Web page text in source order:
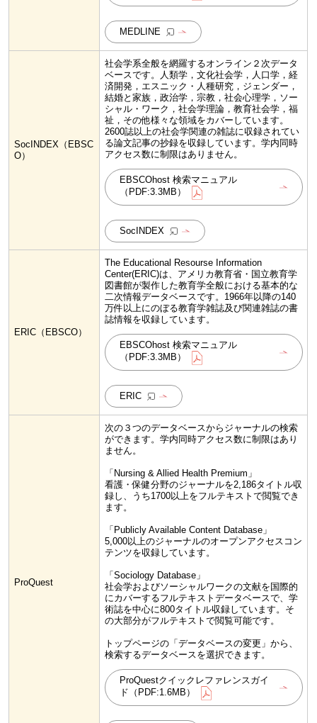
MEDLINE
SocINDEX（EBSC
O）
社会学系全般を網羅するオンライン２次データ
ベースです。人類学，文化社会学，人口学，経
済開発，エスニック・人種研究，ジェンダー，
結婚と家族，政治学，宗教，社会心理学，ソー
シャル・ワーク，社会学理論，教育社会学，福
祉，その他様々な領域をカバーしています。
2600誌以上の社会学関連の雑誌に収録されてい
る論文記事の抄録を収録しています。学内同時
アクセス数に制限はありません。
EBSCOhost 検索マニュアル
（PDF:3.3MB）
SocINDEX
ERIC（EBSCO）
The Educational Resourse Information
Center(ERIC)は、アメリカ教育省・国立教育学
図書館が製作した教育学全般における基本的な
二次情報データベースです。1966年以降の140
万件以上にのぼる教育学雑誌及び関連雑誌の書
誌情報を収録しています。
EBSCOhost 検索マニュアル
（PDF:3.3MB）
ERIC
ProQuest
次の３つのデータベースからジャーナルの検索
ができます。学内同時アクセス数に制限はあり
ません。
「Nursing & Allied Health Premium」
看護・保健分野のジャーナルを2,186タイトル収
録し、うち1700以上をフルテキストで閲覧でき
ます。
「Publicly Available Content Database‎」
5,000以上のジャーナルのオープンアクセスコン
テンツを収録しています。
「Sociology Database‎」
社会学およびソーシャルワークの文献を国際的
にカバーするフルテキストデータベースで、学
術誌を中心に800タイトル収録しています。そ
の大部分がフルテキストで閲覧可能です。
トップページの「データベースの変更」から、
検索するデータベースを選択できます。
ProQuestクイックレファレンスガイ
ド（PDF:1.6MB）